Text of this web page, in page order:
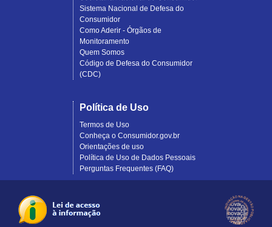
Sistema Nacional de Defesa do
Consumidor
Como Aderir - Órgãos de
Monitoramento
Quem Somos
Código de Defesa do Consumidor
(CDC)
Política de Uso
Termos de Uso
Conheça o Consumidor.gov.br
Orientações de uso
Política de Uso de Dados Pessoais
Perguntas Frequentes (FAQ)